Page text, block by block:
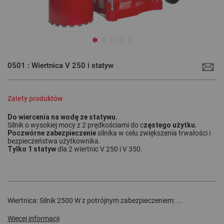
0501 : Wiertnica V 250 i statyw
Zalety produktów
Do wiercenia na wodę ze statywu.
Silnik o wysokiej mocy z 2 prędkościami do częstego użytku.
Poczwórne zabezpieczenie silnika w celu zwiększenia trwałości i
bezpieczeństwa użytkownika.
Tylko 1 statywdla 2 wiertnic V 250 i V 350.
Wiertnica: Silnik 2500 W z potrójnym zabezpieczeniem: ...
Więcej informacji
początek